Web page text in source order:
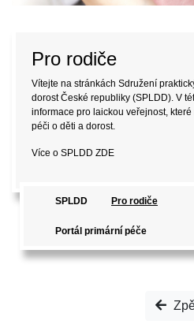
Pro rodiče
Vítejte na stránkách Sdružení
dorost České republiky (SPLDD). V
informace pro laickou veřejnost,
péči o děti a dorost.
Více o SPLDD ZDE
SPLDD Pro rodiče
Portál primární péče